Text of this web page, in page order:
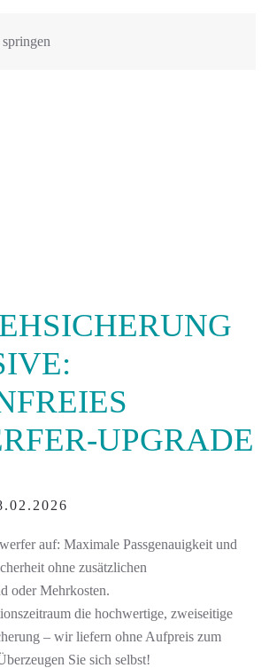
UPGRADE
auf: Maximale Passgenauigkeit und
ohne zusätzlichen
oder Mehrkosten.
die hochwertige, zweiseitige
– wir liefern ohne Aufpreis zum
Sie sich selbst!